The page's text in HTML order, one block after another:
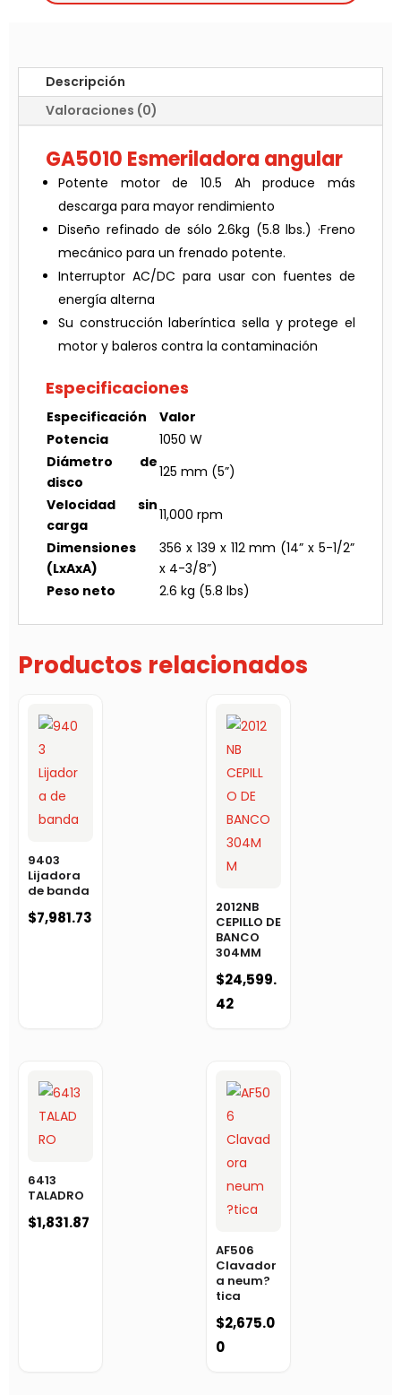
Descripción
Valoraciones (0)
GA5010 Esmeriladora angular
Potente motor de 10.5 Ah produce más
descarga para mayor rendimiento
Diseño refinado de sólo 2.6kg (5.8 lbs.) ·Freno
mecánico para un frenado potente.
Interruptor AC/DC para usar con fuentes de
energía alterna
Su construcción laberíntica sella y protege el
motor y baleros contra la contaminación
Especificaciones
Especificación
Valor
Potencia
1050 W
Diámetro de
disco
125 mm (5”)
Velocidad sin
carga
11,000 rpm
Dimensiones
(LxAxA)
356 x 139 x 112 mm (14” x 5-1/2”
x 4-3/8”)
Peso neto
2.6 kg (5.8 lbs)
Productos relacionados
9403
Lijadora
de banda
$7,981.73
2012NB
CEPILLO DE
BANCO
304MM
$24,599.
42
6413
TALADRO
$1,831.87
AF506
Clavador
a neum?
tica
$2,675.0
0